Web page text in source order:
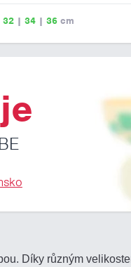
32 |34 |36 cm
Díky různým